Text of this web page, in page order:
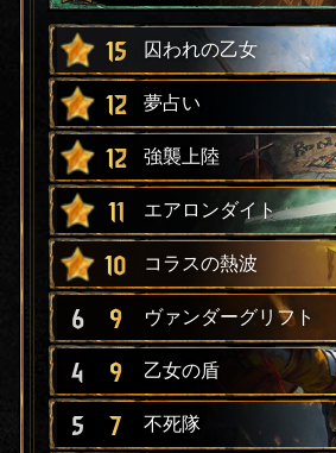
15 囚われの乙女
12 夢占い
12 強襲上陸
11 エアロンダイト
10 コラスの熱波
6 9 ヴァンダーグリフト
4 9 乙女の盾
5 7 不死隊